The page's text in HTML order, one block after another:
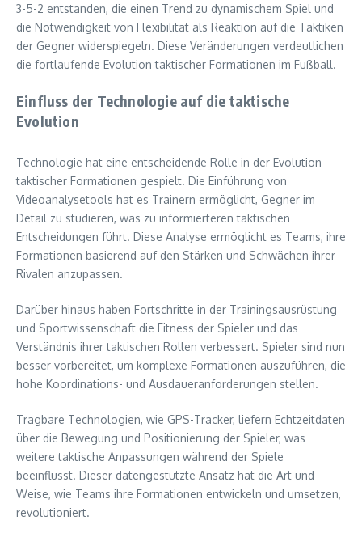
3-5-2 entstanden, die einen Trend zu dynamischem Spiel und
die Notwendigkeit von Flexibilität als Reaktion auf die Taktiken
der Gegner widerspiegeln. Diese Veränderungen verdeutlichen
die fortlaufende Evolution taktischer Formationen im Fußball.
Einfluss der Technologie auf die taktische
Evolution
Technologie hat eine entscheidende Rolle in der Evolution
taktischer Formationen gespielt. Die Einführung von
Videoanalysetools hat es Trainern ermöglicht, Gegner im
Detail zu studieren, was zu informierteren taktischen
Entscheidungen führt. Diese Analyse ermöglicht es Teams, ihre
Formationen basierend auf den Stärken und Schwächen ihrer
Rivalen anzupassen.
Darüber hinaus haben Fortschritte in der Trainingsausrüstung
und Sportwissenschaft die Fitness der Spieler und das
Verständnis ihrer taktischen Rollen verbessert. Spieler sind nun
besser vorbereitet, um komplexe Formationen auszuführen, die
hohe Koordinations- und Ausdaueranforderungen stellen.
Tragbare Technologien, wie GPS-Tracker, liefern Echtzeitdaten
über die Bewegung und Positionierung der Spieler, was
weitere taktische Anpassungen während der Spiele
beeinflusst. Dieser datengestützte Ansatz hat die Art und
Weise, wie Teams ihre Formationen entwickeln und umsetzen,
revolutioniert.